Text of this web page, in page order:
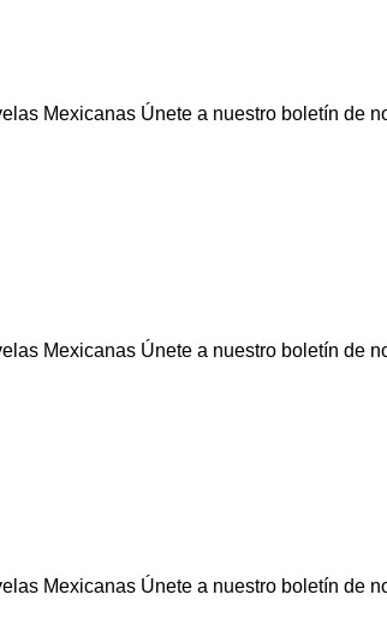
Mexicanas Únete a nuestro boletín de
Mexicanas Únete a nuestro boletín de
Mexicanas Únete a nuestro boletín de